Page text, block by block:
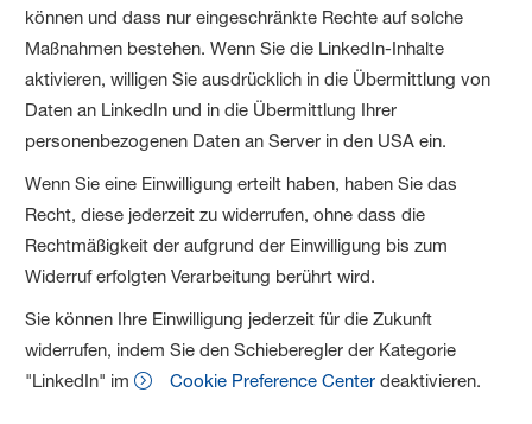
können und dass nur eingeschränkte Rechte auf solche
Maßnahmen bestehen. Wenn Sie die LinkedIn-Inhalte
aktivieren, willigen Sie ausdrücklich in die Übermittlung von
Daten an LinkedIn und in die Übermittlung Ihrer
personenbezogenen Daten an Server in den USA ein.
Wenn Sie eine Einwilligung erteilt haben, haben Sie das
Recht, diese jederzeit zu widerrufen, ohne dass die
Rechtmäßigkeit der aufgrund der Einwilligung bis zum
Widerruf erfolgten Verarbeitung berührt wird.
Sie können Ihre Einwilligung jederzeit für die Zukunft
widerrufen, indem Sie den Schieberegler der Kategorie
"LinkedIn" im
Cookie Preference Center deaktivieren.